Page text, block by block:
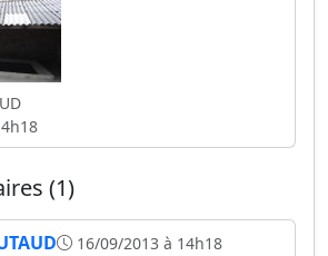
(1)
16/09/2013 à 14h18